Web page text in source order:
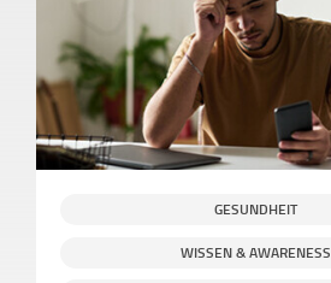
GESUNDHEIT
WISSEN & AWARENESS